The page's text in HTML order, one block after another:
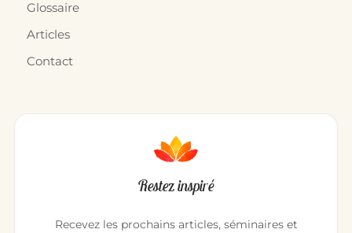
Glossaire
Articles
Contact
Restez inspiré
Recevez les prochains articles, séminaires et